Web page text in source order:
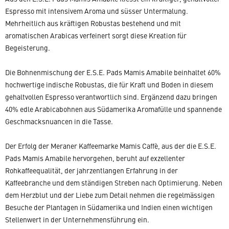
Espresso mit intensivem Aroma und süsser Untermalung.
Mehrheitlich aus kräftigen Robustas bestehend und mit
aromatischen Arabicas verfeinert sorgt diese Kreation für
Begeisterung.
Die Bohnenmischung der E.S.E. Pads Mamis Amabile beinhaltet 60%
hochwertige indische Robustas, die für Kraft und Boden in diesem
gehaltvollen Espresso verantwortlich sind. Ergänzend dazu bringen
40% edle Arabicabohnen aus Südamerika Aromafülle und spannende
Geschmacksnuancen in die Tasse.
Der Erfolg der Meraner Kaffeemarke Mamis Caffè, aus der die E.S.E.
Pads Mamis Amabile hervorgehen, beruht auf exzellenter
Rohkaffeequalität, der jahrzentlangen Erfahrung in der
Kaffeebranche und dem ständigen Streben nach Optimierung. Neben
dem Herzblut und der Liebe zum Detail nehmen die regelmässigen
Besuche der Plantagen in Südamerika und Indien einen wichtigen
Stellenwert in der Unternehmensführung ein.